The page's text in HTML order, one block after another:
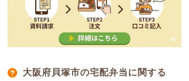
大阪府貝塚市の宅配弁当に関する